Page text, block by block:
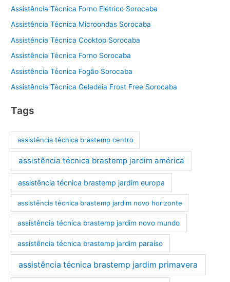
Assistência Técnica Forno Elétrico Sorocaba
Assistência Técnica Microondas Sorocaba
Assistência Técnica Cooktop Sorocaba
Assistência Técnica Forno Sorocaba
Assistência Técnica Fogão Sorocaba
Assistência Técnica Geladeia Frost Free Sorocaba
Tags
assistência técnica brastemp centro
assistência técnica brastemp jardim américa
assistência técnica brastemp jardim europa
assistência técnica brastemp jardim novo horizonte
assistência técnica brastemp jardim novo mundo
assistência técnica brastemp jardim paraíso
assistência técnica brastemp jardim primavera